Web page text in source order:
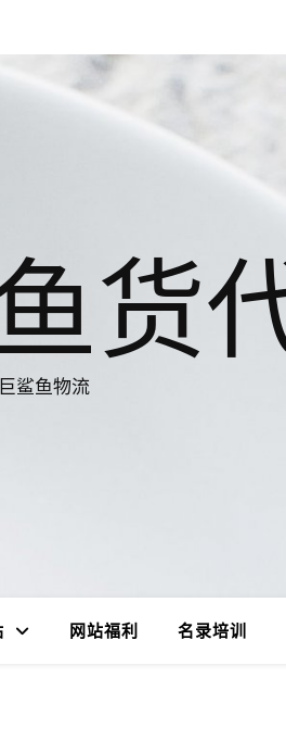
货
巨鲨鱼物流
网站福利 名录培训